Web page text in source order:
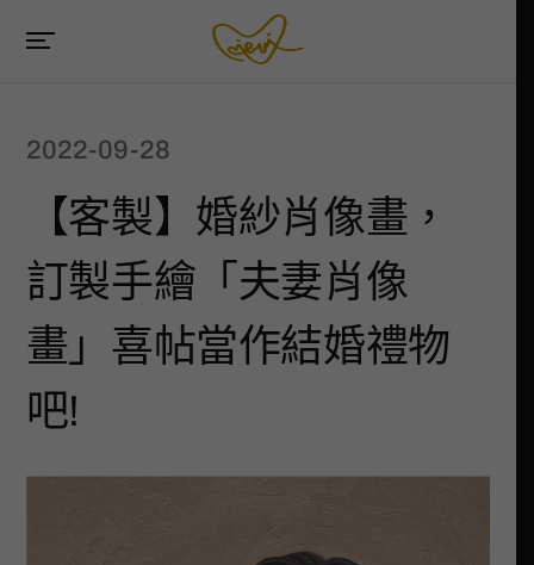
2022-09-28
【客製】婚紗肖像畫，
訂製手繪「夫妻肖像
畫」喜帖當作結婚禮物
吧!